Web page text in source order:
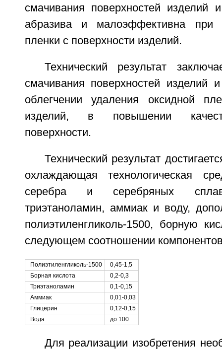
смачивания поверхностей изделий
абразива и малоэффективна при
пленки с поверхности изделий.
Технический результат
смачивания поверхностей изделий
облегчении удаления оксидной
изделий, в повышении
поверхности.
Технический результат
охлаждающая технологическая
серебра и серебряных
триэтаноламин, аммиак и воду,
полиэтиленгликоль-1500, борную
следующем соотношении
Полиэтиленгликоль-1500
0,45-1,5
Борная кислота
0,2-0,3
Триэтаноламин
0,1-0,15
Аммиак
0,01-0,03
Глицерин
0,12-0,15
Вода
до 100
Для реализации изобретения